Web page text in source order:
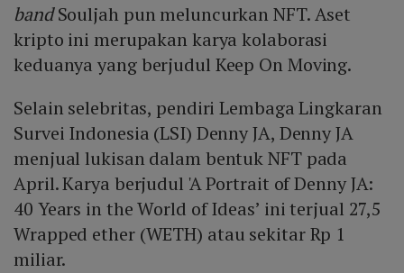
bandSouljah pun meluncurkan NFT. Aset
kripto ini merupakan karya kolaborasi
keduanya yang berjudul Keep On Moving.
Selain selebritas, pendiri Lembaga Lingkaran
Survei Indonesia (LSI) Denny JA, Denny JA
menjual lukisan dalam bentuk NFT pada
April. Karya berjudul 'A Portrait of Denny JA:
40 Years in the World of Ideas’ ini terjual 27,5
Wrapped ether (WETH) atau sekitar Rp 1
miliar.